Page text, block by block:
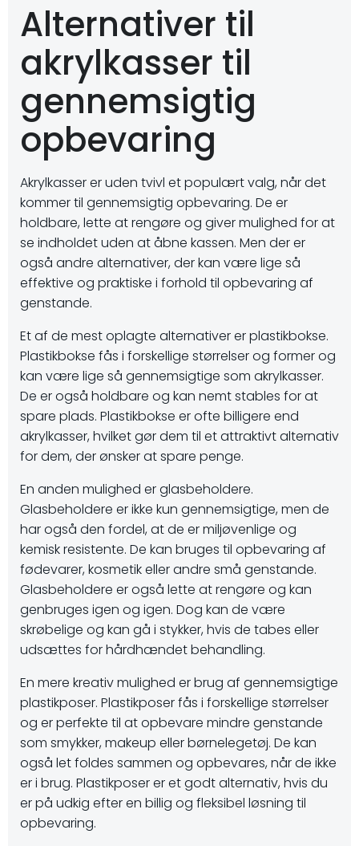
Alternativer til
akrylkasser til
gennemsigtig
opbevaring
Akrylkasser er uden tvivl et populært valg, når det
kommer til gennemsigtig opbevaring. De er
holdbare, lette at rengøre og giver mulighed for at
se indholdet uden at åbne kassen. Men der er
også andre alternativer, der kan være lige så
effektive og praktiske i forhold til opbevaring af
genstande.
Et af de mest oplagte alternativer er plastikbokse.
Plastikbokse fås i forskellige størrelser og former og
kan være lige så gennemsigtige som akrylkasser.
De er også holdbare og kan nemt stables for at
spare plads. Plastikbokse er ofte billigere end
akrylkasser, hvilket gør dem til et attraktivt alternativ
for dem, der ønsker at spare penge.
En anden mulighed er glasbeholdere.
Glasbeholdere er ikke kun gennemsigtige, men de
har også den fordel, at de er miljøvenlige og
kemisk resistente. De kan bruges til opbevaring af
fødevarer, kosmetik eller andre små genstande.
Glasbeholdere er også lette at rengøre og kan
genbruges igen og igen. Dog kan de være
skrøbelige og kan gå i stykker, hvis de tabes eller
udsættes for hårdhændet behandling.
En mere kreativ mulighed er brug af gennemsigtige
plastikposer. Plastikposer fås i forskellige størrelser
og er perfekte til at opbevare mindre genstande
som smykker, makeup eller børnelegetøj. De kan
også let foldes sammen og opbevares, når de ikke
er i brug. Plastikposer er et godt alternativ, hvis du
er på udkig efter en billig og fleksibel løsning til
opbevaring.